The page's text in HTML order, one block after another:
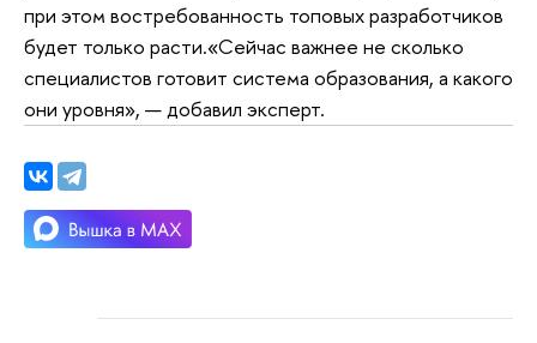
при этом востребованность топовых разработчиков
будет только расти.«Сейчас важнее не сколько
специалистов готовит система образования, а какого
они уровня», — добавил эксперт.